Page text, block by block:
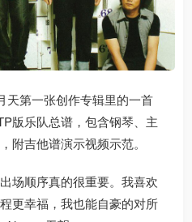
天第一张创作专辑里的一首
版乐队总谱，包含钢琴、主
附吉他谱演示视频示范。
场顺序真的很重要。我喜欢
更幸福，我也能自豪的对所